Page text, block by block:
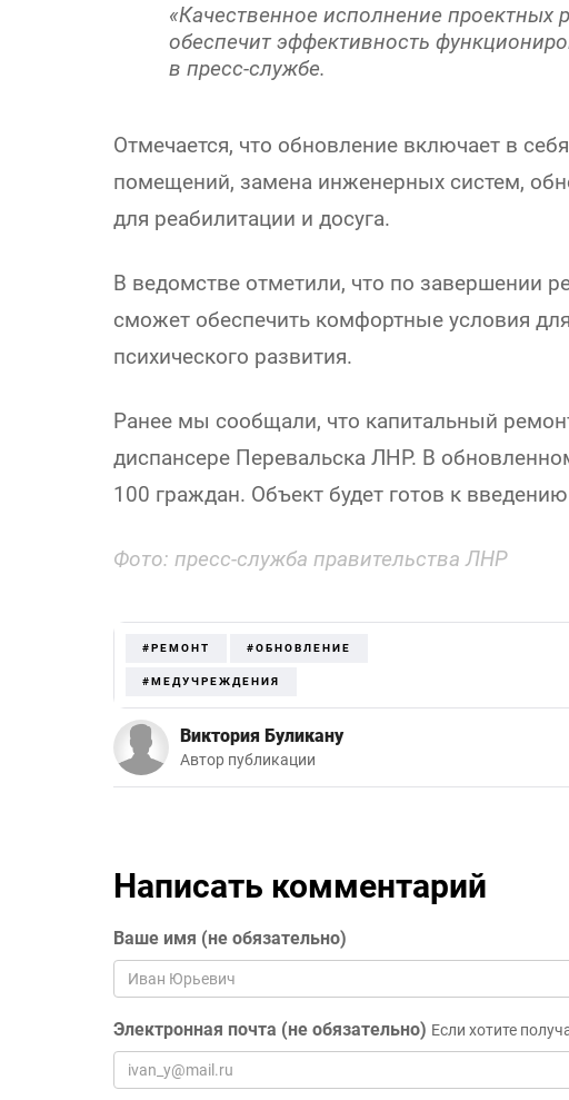
«Качественное исполнение
обеспечит эффективность
в пресс-службе.
Отмечается, что обновление включает в
помещений, замена инженерных систем,
для реабилитации и досуга.
В ведомстве отметили, что по завершении
сможет обеспечить комфортные условия
психического развития.
Ранее мы сообщали, что капитальный
диспансере Перевальска ЛНР. В
100 граждан. Объект будет готов к
Фото: пресс-служба правительства ЛНР
#РЕМОНТ #ОБНОВЛЕНИЕ
#МЕДУЧРЕЖДЕНИЯ
Виктория Буликану
Автор публикации
Написать комментарий
Ваше имя (не обязательно)
Электронная почта (не обязательно) Если хотите